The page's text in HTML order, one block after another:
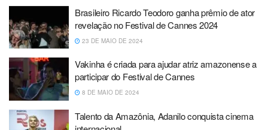
Brasileiro Ricardo Teodoro ganha prêmio de ator
revelação no Festival de Cannes 2024
23 DE MAIO DE 2024
Vakinha é criada para ajudar atriz amazonense a
participar do Festival de Cannes
8 DE MAIO DE 2024
Talento da Amazônia, Adanilo conquista cinema